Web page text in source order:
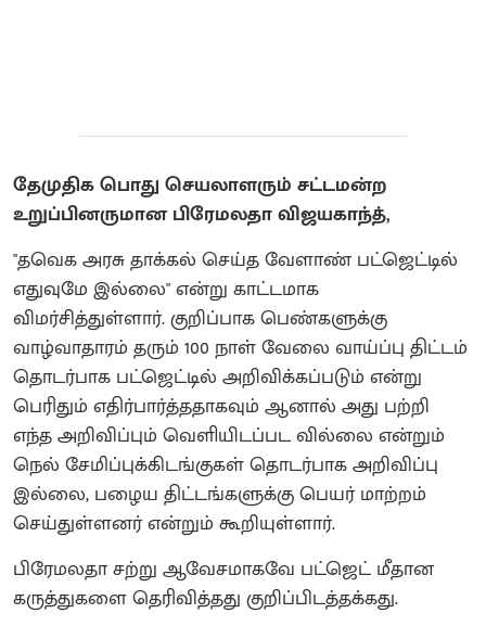
தேமுதிக பொது செயலாளரும் சட்டமன்ற
உறுப்பினருமான பிரேமலதா விஜயகாந்த்,
"தவெக அரசு தாக்கல் செய்த வேளாண் பட்ஜெட்டில்
எதுவுமே இல்லை" என்று காட்டமாக
விமர்சித்துள்ளார். குறிப்பாக பெண்களுக்கு
வாழ்வாதாரம் தரும் 100 நாள் வேலை வாய்ப்பு திட்டம்
தொடர்பாக பட்ஜெட்டில் அறிவிக்கப்படும் என்று
பெரிதும் எதிர்பார்த்ததாகவும் ஆனால் அது பற்றி
எந்த அறிவிப்பும் வெளியிடப்பட வில்லை என்றும்
நெல் சேமிப்புக்கிடங்குகள் தொடர்பாக அறிவிப்பு
இல்லை, பழைய திட்டங்களுக்கு பெயர் மாற்றம்
செய்துள்ளனர் என்றும் கூறியுள்ளார்.
பிரேமலதா சற்று ஆவேசமாகவே பட்ஜெட் மீதான
கருத்துகளை தெரிவித்தது குறிப்பிடத்தக்கது.